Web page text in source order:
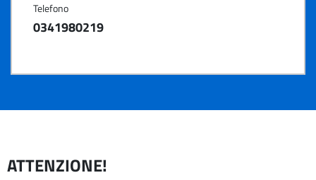
Telefono
0341980219
ATTENZIONE!